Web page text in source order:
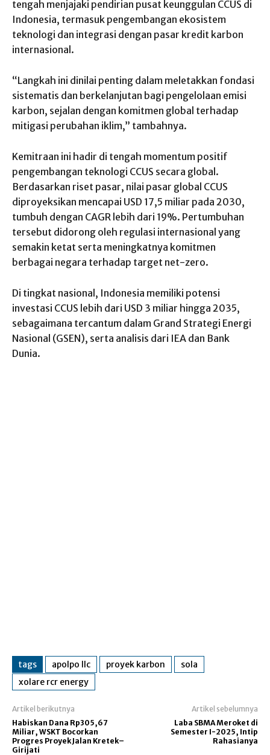
tengah menjajaki pendirian pusat keunggulan CCUS di
Indonesia, termasuk pengembangan ekosistem
teknologi dan integrasi dengan pasar kredit karbon
internasional.
“Langkah ini dinilai penting dalam meletakkan fondasi
sistematis dan berkelanjutan bagi pengelolaan emisi
karbon, sejalan dengan komitmen global terhadap
mitigasi perubahan iklim,” tambahnya.
Kemitraan ini hadir di tengah momentum positif
pengembangan teknologi CCUS secara global.
Berdasarkan riset pasar, nilai pasar global CCUS
diproyeksikan mencapai USD 17,5 miliar pada 2030,
tumbuh dengan CAGR lebih dari 19%. Pertumbuhan
tersebut didorong oleh regulasi internasional yang
semakin ketat serta meningkatnya komitmen
berbagai negara terhadap target net-zero.
Di tingkat nasional, Indonesia memiliki potensi
investasi CCUS lebih dari USD 3 miliar hingga 2035,
sebagaimana tercantum dalam Grand Strategi Energi
Nasional (GSEN), serta analisis dari IEA dan Bank
Dunia.
tags apolpo llc proyek karbon
sola
xolare rcr energy
Artikel berikutnya
Habiskan Dana Rp305,67
Miliar, WSKT Bocorkan
Progres Proyek Jalan Kretek–
Girijati
Artikel sebelumnya
Laba SBMA Meroket di
Semester I-2025, Intip
Rahasianya